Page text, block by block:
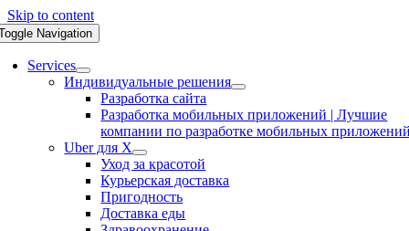
Skip to content
Navigation
Services
Индивидуальные решения
Разработка сайта
Разработка мобильных приложений | Лучшие
компании по разработке мобильных
Uber для X
Уход за красотой
Курьерская доставка
Пригодность
Доставка еды